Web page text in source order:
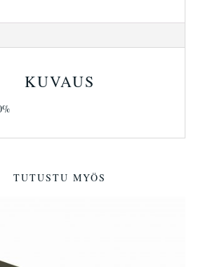
KUVAUS
TUTUSTU MYÖS